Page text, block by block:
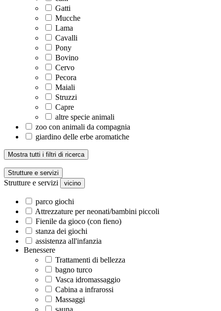
Gatti
Mucche
Lama
Cavalli
Pony
Bovino
Cervo
Pecora
Maiali
Struzzi
Capre
altre specie animali
zoo con animali da compagnia
giardino delle erbe aromatiche
Mostra tutti i filtri di ricerca
Strutture e servizi
Strutture e servizi vicino
parco giochi
Attrezzature per neonati/bambini piccoli
Fienile da gioco (con fieno)
stanza dei giochi
assistenza all'infanzia
Benessere
Trattamenti di bellezza
bagno turco
Vasca idromassaggio
Cabina a infrarossi
Massaggi